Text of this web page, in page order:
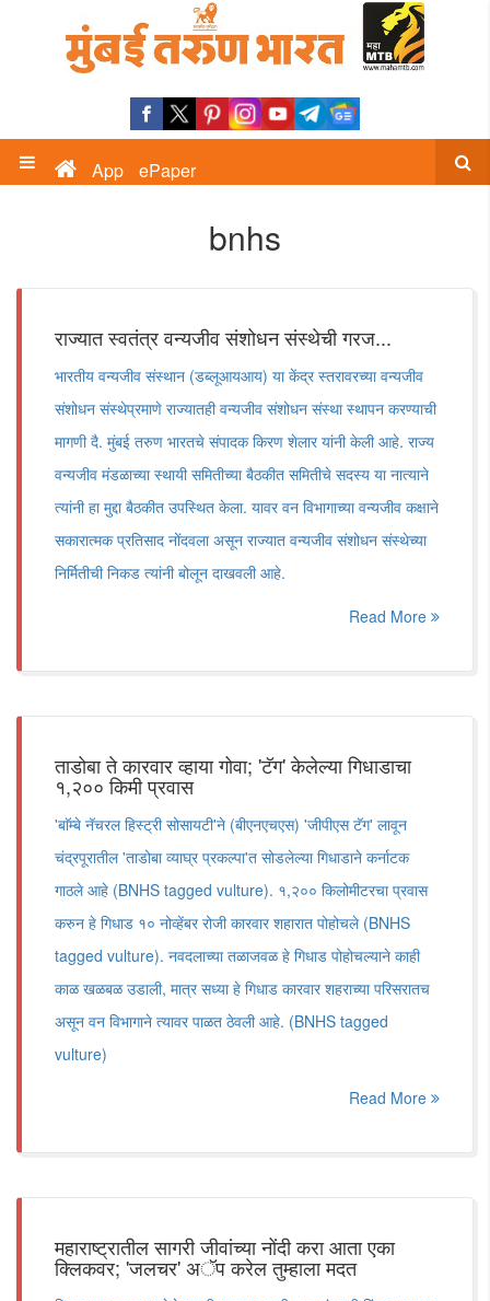
App ePaper
bnhs
राज्यात स्वतंत्र वन्यजीव संशोधन संस्थेची गरज...
भारतीय वन्यजीव संस्थान (डब्लूआयआय) या केंद्र स्तरावरच्या वन्यजीव
संशोधन संस्थेप्रमाणे राज्यातही वन्यजीव संशोधन संस्था स्थापन करण्याची
मागणी दै. मुंबई तरुण भारतचे संपादक किरण शेलार यांनी केली आहे. राज्य
वन्यजीव मंडळाच्या स्थायी समितीच्या बैठकीत समितीचे सदस्य या नात्याने
त्यांनी हा मुद्दा बैठकीत उपस्थित केला. यावर वन विभागाच्या वन्यजीव कक्षाने
सकारात्मक प्रतिसाद नोंदवला असून राज्यात वन्यजीव संशोधन संस्थेच्या
निर्मितीची निकड त्यांनी बोलून दाखवली आहे.
Read More
ताडोबा ते कारवार व्हाया गोवा; 'टॅग' केलेल्या गिधाडाचा
१,२०० किमी प्रवास
'बाॅम्बे नॅचरल हिस्ट्री सोसायटी'ने (बीएनएचएस) 'जीपीएस टॅग' लावून
चंद्रपूरातील 'ताडोबा व्याघ्र प्रकल्पा'त सोडलेल्या गिधाडाने कर्नाटक
गाठले आहे (BNHS tagged vulture). १,२०० किलोमीटरचा प्रवास
करुन हे गिधाड १० नोव्हेंबर रोजी कारवार शहारात पोहोचले (BNHS
tagged vulture). नवदलाच्या तळाजवळ हे गिधाड पोहोचल्याने काही
काळ खळबळ उडाली, मात्र सध्या हे गिधाड कारवार शहराच्या परिसरातच
असून वन विभागाने त्यावर पाळत ठेवली आहे. (BNHS tagged
vulture)
Read More
महाराष्ट्रातील सागरी जीवांच्या नोंदी करा आता एका
क्लिकवर; 'जलचर' अॅप करेल तुम्हाला मदत